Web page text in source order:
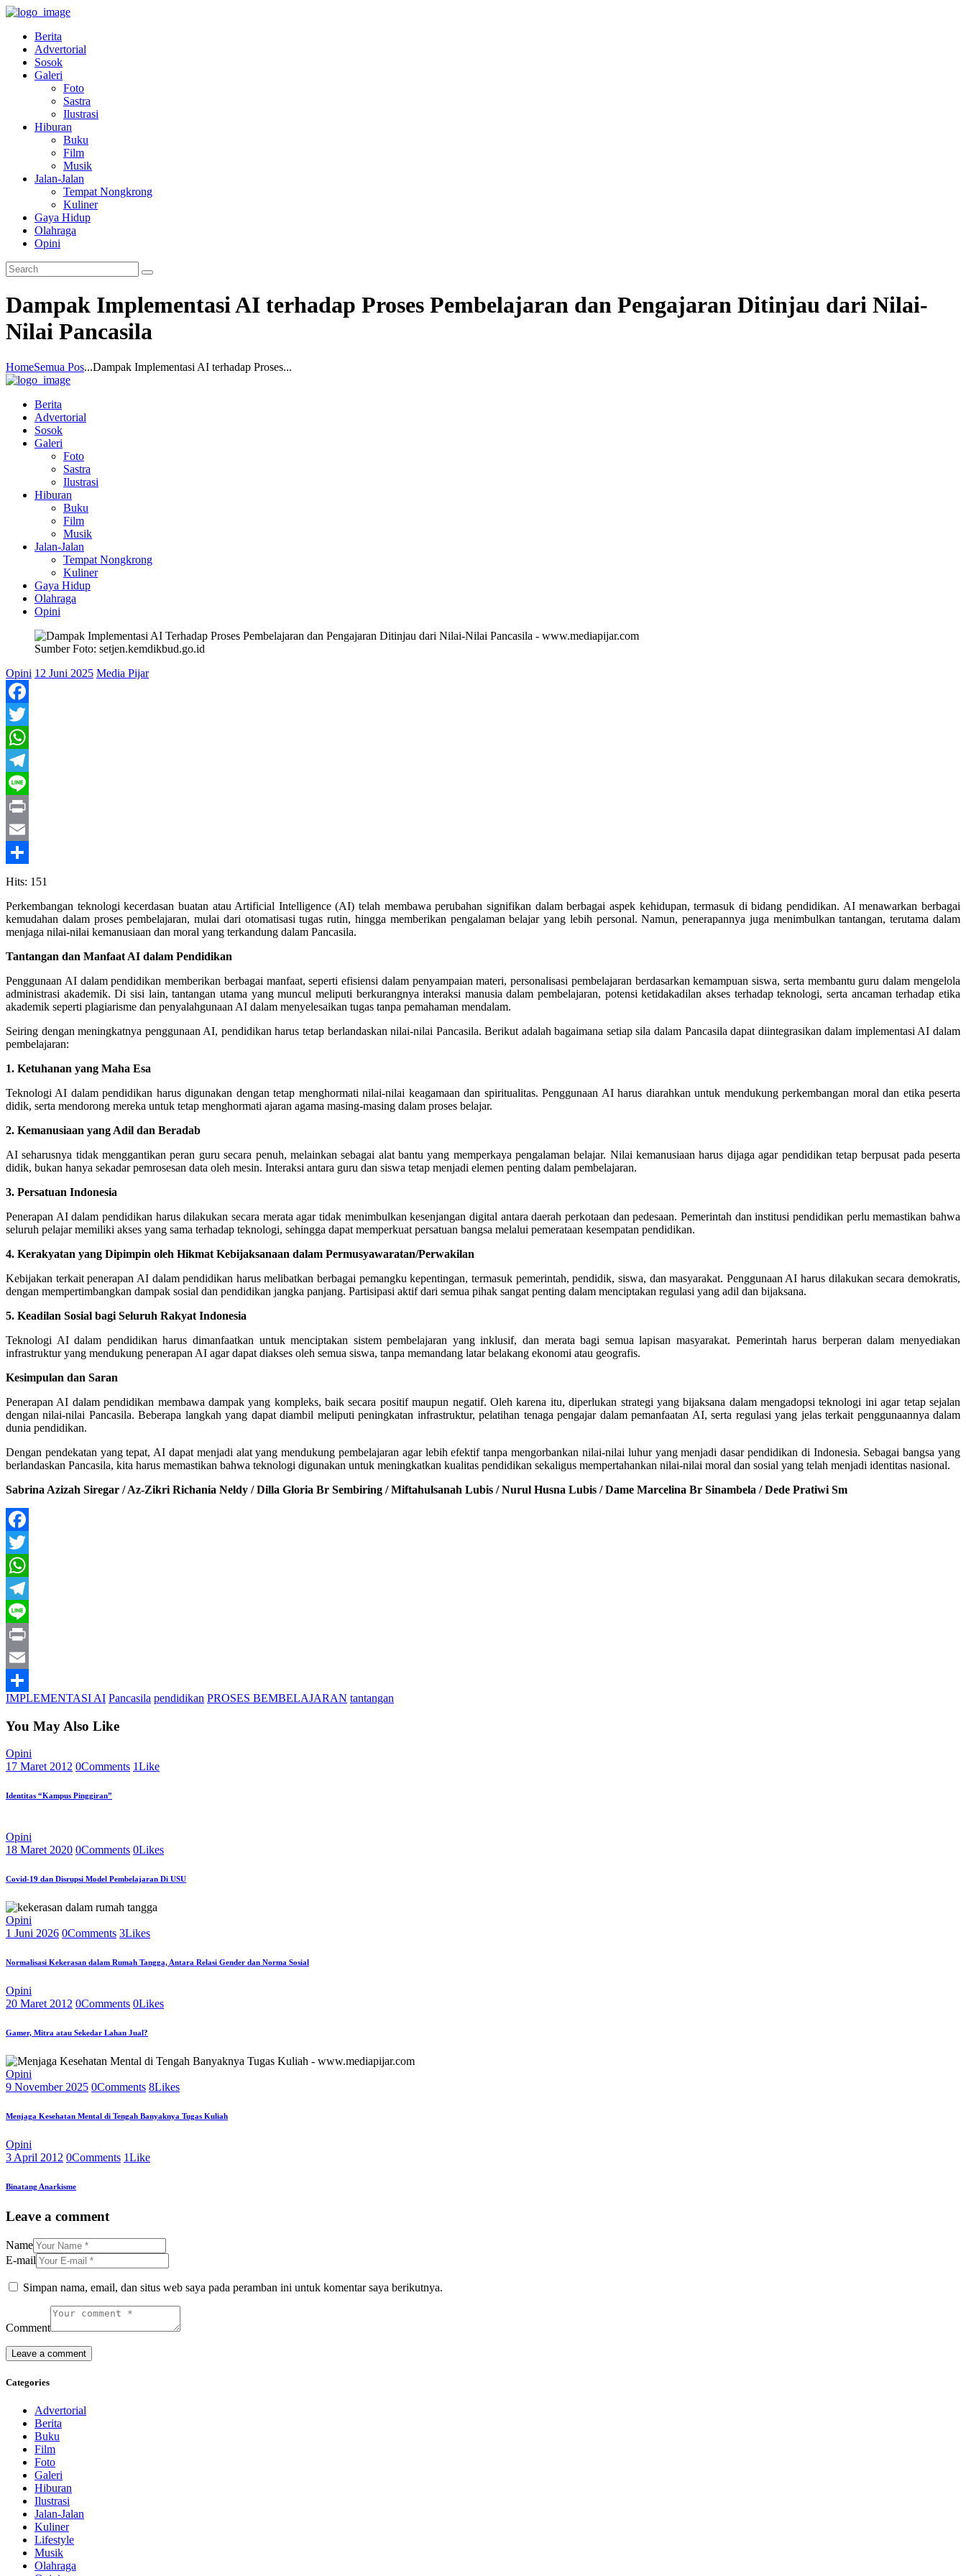
Berita
Advertorial
Sosok
Galeri
Foto
Sastra
Ilustrasi
Hiburan
Buku
Film
Musik
Jalan-Jalan
Tempat Nongkrong
Kuliner
Gaya Hidup
Olahraga
Opini
Dampak Implementasi AI terhadap Proses Pembelajaran dan Pengajaran Ditinjau dari Nilai-
Nilai Pancasila
HomeSemua Pos...Dampak Implementasi AI terhadap Proses...
Berita
Advertorial
Sosok
Galeri
Foto
Sastra
Ilustrasi
Hiburan
Buku
Film
Musik
Jalan-Jalan
Tempat Nongkrong
Kuliner
Gaya Hidup
Olahraga
Opini
Sumber Foto: setjen.kemdikbud.go.id
Opini 12 Juni 2025 Media Pijar
Facebook
Twitter
WhatsApp
Telegram
Line
Print
Email
Share
Hits: 151
Perkembangan teknologi kecerdasan buatan atau Artificial Intelligence (AI) telah membawa perubahan signifikan dalam berbagai aspek kehidupan, termasuk di bidang pendidikan. AI menawarkan berbagai
kemudahan dalam proses pembelajaran, mulai dari otomatisasi tugas rutin, hingga memberikan pengalaman belajar yang lebih personal. Namun, penerapannya juga menimbulkan tantangan, terutama dalam
menjaga nilai-nilai kemanusiaan dan moral yang terkandung dalam Pancasila.
Tantangan dan Manfaat AI dalam Pendidikan
Penggunaan AI dalam pendidikan memberikan berbagai manfaat, seperti efisiensi dalam penyampaian materi, personalisasi pembelajaran berdasarkan kemampuan siswa, serta membantu guru dalam mengelola
administrasi akademik. Di sisi lain, tantangan utama yang muncul meliputi berkurangnya interaksi manusia dalam pembelajaran, potensi ketidakadilan akses terhadap teknologi, serta ancaman terhadap etika
akademik seperti plagiarisme dan penyalahgunaan AI dalam menyelesaikan tugas tanpa pemahaman mendalam.
Seiring dengan meningkatnya penggunaan AI, pendidikan harus tetap berlandaskan nilai-nilai Pancasila. Berikut adalah bagaimana setiap sila dalam Pancasila dapat diintegrasikan dalam implementasi AI dalam
pembelajaran:
1. Ketuhanan yang Maha Esa
Teknologi AI dalam pendidikan harus digunakan dengan tetap menghormati nilai-nilai keagamaan dan spiritualitas. Penggunaan AI harus diarahkan untuk mendukung perkembangan moral dan etika peserta
didik, serta mendorong mereka untuk tetap menghormati ajaran agama masing-masing dalam proses belajar.
2. Kemanusiaan yang Adil dan Beradab
AI seharusnya tidak menggantikan peran guru secara penuh, melainkan sebagai alat bantu yang memperkaya pengalaman belajar. Nilai kemanusiaan harus dijaga agar pendidikan tetap berpusat pada peserta
didik, bukan hanya sekadar pemrosesan data oleh mesin. Interaksi antara guru dan siswa tetap menjadi elemen penting dalam pembelajaran.
3. Persatuan Indonesia
Penerapan AI dalam pendidikan harus dilakukan secara merata agar tidak menimbulkan kesenjangan digital antara daerah perkotaan dan pedesaan. Pemerintah dan institusi pendidikan perlu memastikan bahwa
seluruh pelajar memiliki akses yang sama terhadap teknologi, sehingga dapat memperkuat persatuan bangsa melalui pemerataan kesempatan pendidikan.
4. Kerakyatan yang Dipimpin oleh Hikmat Kebijaksanaan dalam Permusyawaratan/Perwakilan
Kebijakan terkait penerapan AI dalam pendidikan harus melibatkan berbagai pemangku kepentingan, termasuk pemerintah, pendidik, siswa, dan masyarakat. Penggunaan AI harus dilakukan secara demokratis,
dengan mempertimbangkan dampak sosial dan pendidikan jangka panjang. Partisipasi aktif dari semua pihak sangat penting dalam menciptakan regulasi yang adil dan bijaksana.
5. Keadilan Sosial bagi Seluruh Rakyat Indonesia
Teknologi AI dalam pendidikan harus dimanfaatkan untuk menciptakan sistem pembelajaran yang inklusif, dan merata bagi semua lapisan masyarakat. Pemerintah harus berperan dalam menyediakan
infrastruktur yang mendukung penerapan AI agar dapat diakses oleh semua siswa, tanpa memandang latar belakang ekonomi atau geografis.
Kesimpulan dan Saran
Penerapan AI dalam pendidikan membawa dampak yang kompleks, baik secara positif maupun negatif. Oleh karena itu, diperlukan strategi yang bijaksana dalam mengadopsi teknologi ini agar tetap sejalan
dengan nilai-nilai Pancasila. Beberapa langkah yang dapat diambil meliputi peningkatan infrastruktur, pelatihan tenaga pengajar dalam pemanfaatan AI, serta regulasi yang jelas terkait penggunaannya dalam
dunia pendidikan.
Dengan pendekatan yang tepat, AI dapat menjadi alat yang mendukung pembelajaran agar lebih efektif tanpa mengorbankan nilai-nilai luhur yang menjadi dasar pendidikan di Indonesia. Sebagai bangsa yang
berlandaskan Pancasila, kita harus memastikan bahwa teknologi digunakan untuk meningkatkan kualitas pendidikan sekaligus mempertahankan nilai-nilai moral dan sosial yang telah menjadi identitas nasional.
Sabrina Azizah Siregar / Az-Zikri Richania Neldy / Dilla Gloria Br Sembiring / Miftahulsanah Lubis / Nurul Husna Lubis / Dame Marcelina Br Sinambela / Dede Pratiwi Sm
Facebook
Twitter
WhatsApp
Telegram
Line
Print
Email
Share
IMPLEMENTASI AI Pancasila pendidikan PROSES BEMBELAJARAN tantangan
You May Also Like
Opini
17 Maret 2012 0Comments 1Like
Identitas “Kampus Pinggiran”
Opini
18 Maret 2020 0Comments 0Likes
Covid-19 dan Disrupsi Model Pembelajaran Di USU
Opini
1 Juni 2026 0Comments 3Likes
Normalisasi Kekerasan dalam Rumah Tangga, Antara Relasi Gender dan Norma Sosial
Opini
20 Maret 2012 0Comments 0Likes
Gamer, Mitra atau Sekedar Lahan Jual?
Opini
9 November 2025 0Comments 8Likes
Menjaga Kesehatan Mental di Tengah Banyaknya Tugas Kuliah
Opini
3 April 2012 0Comments 1Like
Binatang Anarkisme
Leave a comment
Name
E-mail
Simpan nama, email, dan situs web saya pada peramban ini untuk komentar saya berikutnya.
Comment
Categories
Advertorial
Berita
Buku
Film
Foto
Galeri
Hiburan
Ilustrasi
Jalan-Jalan
Kuliner
Lifestyle
Musik
Olahraga